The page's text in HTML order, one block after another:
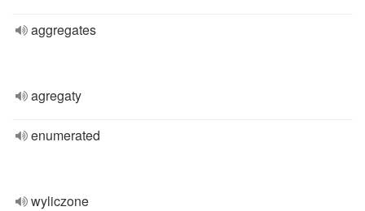
aggregates
agregaty
enumerated
wyliczone